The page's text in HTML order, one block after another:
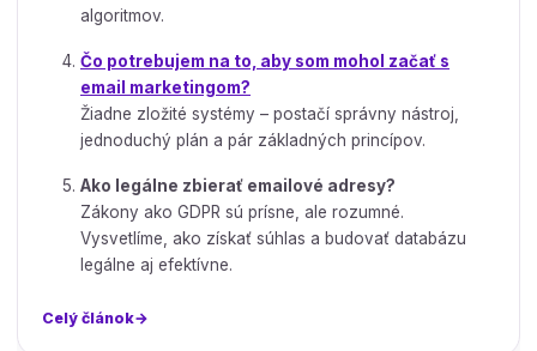
algoritmov.
Čo potrebujem na to, aby som mohol začať s
email marketingom?
Žiadne zložité systémy – postačí správny nástroj,
jednoduchý plán a pár základných princípov.
Ako legálne zbierať emailové adresy?
Zákony ako GDPR sú prísne, ale rozumné.
Vysvetlíme, ako získať súhlas a budovať databázu
legálne aj efektívne.
Celý článok